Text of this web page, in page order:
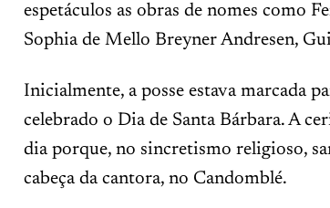
espetáculos as obras de nomes como
Sophia de Mello Breyner Andresen,
Inicialmente, a posse estava marcada
celebrado o Dia de Santa Bárbara. A
dia porque, no sincretismo religioso,
cabeça da cantora, no Candomblé.